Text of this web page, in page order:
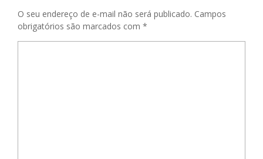
O seu endereço de e-mail não será publicado. Campos
obrigatórios são marcados com *